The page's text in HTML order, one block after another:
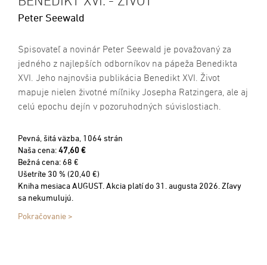
Peter Seewald
Spisovateľ a novinár Peter Seewald je považovaný za
jedného z najlepších odborníkov na pápeža Benedikta
XVI. Jeho najnovšia publikácia Benedikt XVI. Život
mapuje nielen životné míľniky Josepha Ratzingera, ale aj
celú epochu dejín v pozoruhodných súvislostiach.
Pevná, šitá väzba, 1064 strán
Naša cena:47,60 €
Bežná cena: 68 €
Ušetríte 30 % (20,40 €)
Kniha mesiaca AUGUST. Akcia platí do 31. augusta 2026. Zľavy
sa nekumulujú.
Pokračovanie >